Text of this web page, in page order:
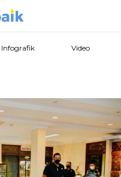
Infografik Video